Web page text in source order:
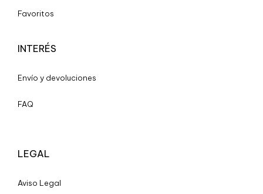
Favoritos
INTERÉS
Envío y devoluciones
FAQ
LEGAL
Aviso Legal